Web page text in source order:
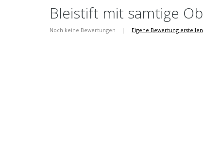
Bleistift mit samtige
Noch keine Bewertungen | Eigene Bewertung erstellen